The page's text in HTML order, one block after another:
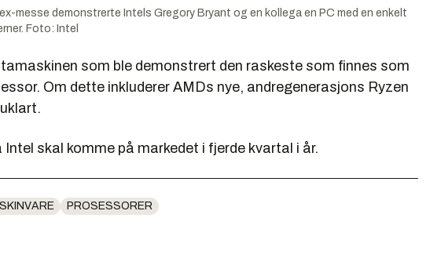
messe demonstrerte Intels Gregory Bryant og en kollega en PC med en enkelt
Foto: Intel
som ble demonstrert den raskeste som finnes som
Om dette inkluderer AMDs nye, andregenerasjons Ryzen
skal komme på markedet i fjerde kvartal i år.
PROSESSORER